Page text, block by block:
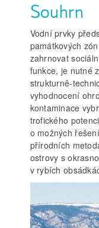
Souhrn
Vodní prvky
památkových
zahrnovat
funkce, je nutné
strukturně-
vyhodnocení
kontaminace
trofického
o možných
přírodních
ostrovy s
v rybích